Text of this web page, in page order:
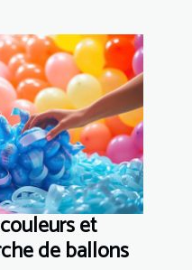
et
de ballons